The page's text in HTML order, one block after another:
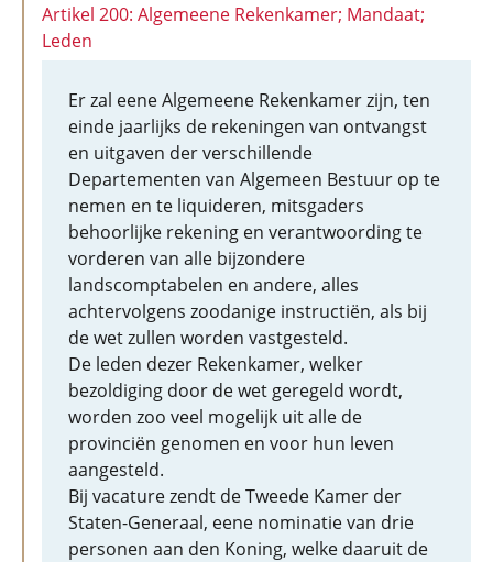
Artikel 200: Algemeene Rekenkamer; Mandaat;
Leden
Er zal eene Algemeene Rekenkamer zijn, ten
einde jaarlijks de rekeningen van ontvangst
en uitgaven der verschillende
Departementen van Algemeen Bestuur op te
nemen en te liquideren, mitsgaders
behoorlijke rekening en verantwoording te
vorderen van alle bijzondere
landscomptabelen en andere, alles
achtervolgens zoodanige instructiën, als bij
de wet zullen worden vastgesteld.
De leden dezer Rekenkamer, welker
bezoldiging door de wet geregeld wordt,
worden zoo veel mogelijk uit alle de
provinciën genomen en voor hun leven
aangesteld.
Bij vacature zendt de Tweede Kamer der
Staten-Generaal, eene nominatie van drie
personen aan den Koning, welke daaruit de